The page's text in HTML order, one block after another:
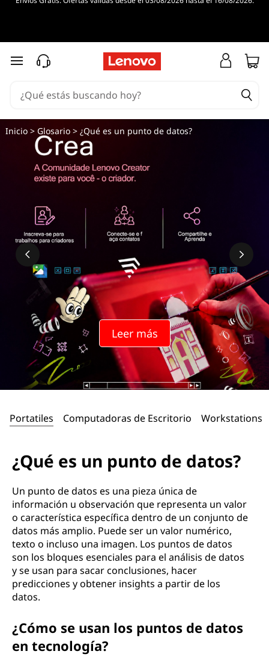
Ir al contenido principal
Leer más
Inicio> Glosario> ¿Qué es un punto de datos?
Portatiles Computadoras de Escritorio Workstations
¿Qué es un punto de datos?
Un punto de datos es una pieza única de
información u observación que representa un valor
o característica específica dentro de un conjunto de
datos más amplio. Puede ser un valor numérico,
texto o incluso una imagen. Los puntos de datos
son los bloques esenciales para el análisis de datos
y se usan para sacar conclusiones, hacer
predicciones y obtener insights a partir de los
datos.
¿Cómo se usan los puntos de datos
en tecnología?